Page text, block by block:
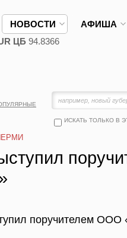
НОВОСТИ АФИША
ЦБ 94.8366
ИСКАТЬ ТОЛЬКО В
поручителем ООО